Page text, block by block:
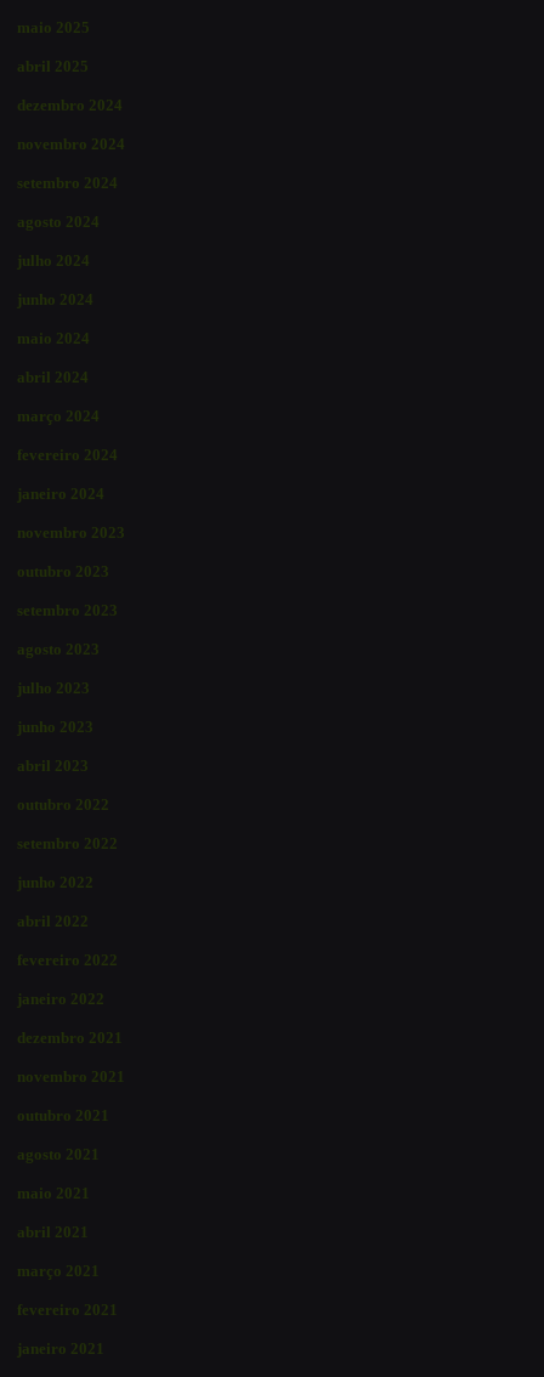
maio 2025
abril 2025
dezembro 2024
novembro 2024
setembro 2024
agosto 2024
julho 2024
junho 2024
maio 2024
abril 2024
março 2024
fevereiro 2024
janeiro 2024
novembro 2023
outubro 2023
setembro 2023
agosto 2023
julho 2023
junho 2023
abril 2023
outubro 2022
setembro 2022
junho 2022
abril 2022
fevereiro 2022
janeiro 2022
dezembro 2021
novembro 2021
outubro 2021
agosto 2021
maio 2021
abril 2021
março 2021
fevereiro 2021
janeiro 2021